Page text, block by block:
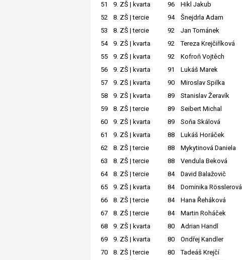
51
9. ZŠ | kvarta 96
Hikl Jakub
52
8. ZŠ | tercie 94
Šnejdrla Adam
53
8. ZŠ | tercie 92
Jan Tománek
54
9. ZŠ | kvarta 92
Tereza Krejčiříková
55
9. ZŠ | kvarta 92
Kofroň Vojtěch
56
9. ZŠ | kvarta 91
Lukáš Marek
57
9. ZŠ | kvarta 90
Miroslav Spilka
58
9. ZŠ | kvarta 89
Stanislav Žeravík
59
8. ZŠ | tercie 89
Seibert Michal
60
9. ZŠ | kvarta 89
Soňa Skálová
61
9. ZŠ | kvarta 88
Lukáš Horáček
62
8. ZŠ | tercie 88
Mykytinová Daniela
63
8. ZŠ | tercie 88
Vendula Beková
64
8. ZŠ | tercie 84
David Balažovič
65
9. ZŠ | kvarta 84
Dominika Rösslerová
66
8. ZŠ | tercie 84
Hana Řeháková
67
8. ZŠ | tercie 84
Martin Roháček
68
9. ZŠ | kvarta 80
Adrian Handl
69
9. ZŠ | kvarta 80
Ondřej Kandler
70
8. ZŠ | tercie 80
Tadeáš Krejčí